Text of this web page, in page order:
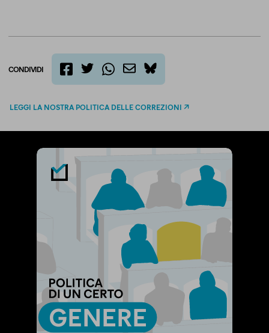
CONDIVIDI
bluesky
LEGGI LA NOSTRA POLITICA DELLE CORREZIONI